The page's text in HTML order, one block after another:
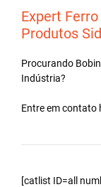
Expert
Produtos
Procurando
Indústria?
Entre em contato
[catlist ID=all